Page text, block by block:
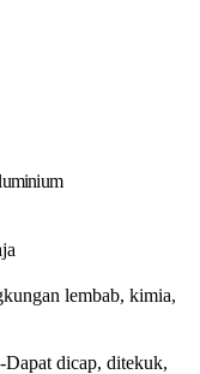
lembab, kimia,
-Dapat dicap, ditekuk,